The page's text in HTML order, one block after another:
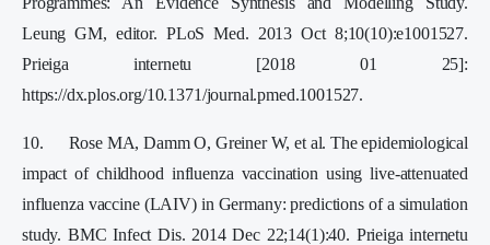
Leung GM, editor. PLoS Med. 2013 Oct 8;10(10):e1001527.
Prieiga internetu [2018 01 25]:
https://dx.plos.org/10.1371/journal.pmed.1001527.
10. Rose MA, Damm O, Greiner W, et al. The epidemiological
impact of childhood influenza vaccination using live-attenuated
influenza vaccine (LAIV) in Germany: predictions of a simulation
study. BMC Infect Dis. 2014 Dec 22;14(1):40. Prieiga internetu